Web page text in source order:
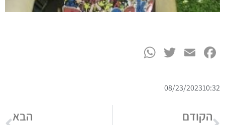
Facebook
Email
Twitter
10:32
08/23/2023
הקודם הבא